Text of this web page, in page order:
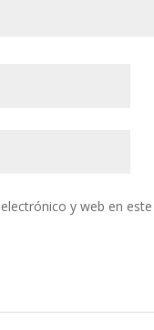
y web en